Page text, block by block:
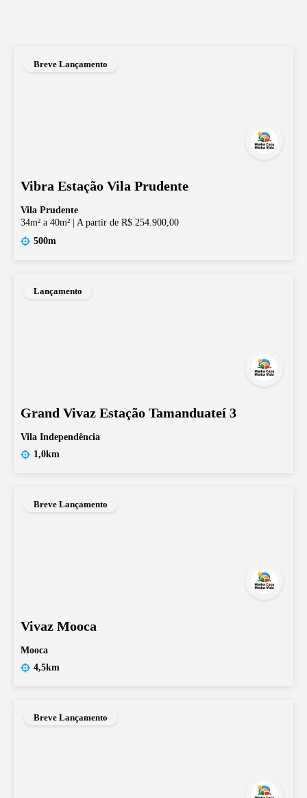
Breve Lançamento
Vibra Estação Vila Prudente
Vila Prudente
34m² a 40m²
A partir de R$ 254.900,00
500m
Lançamento
Grand Vivaz Estação Tamanduateí 3
Vila Independência
1,0km
Breve Lançamento
Vivaz Mooca
Mooca
4,5km
Breve Lançamento